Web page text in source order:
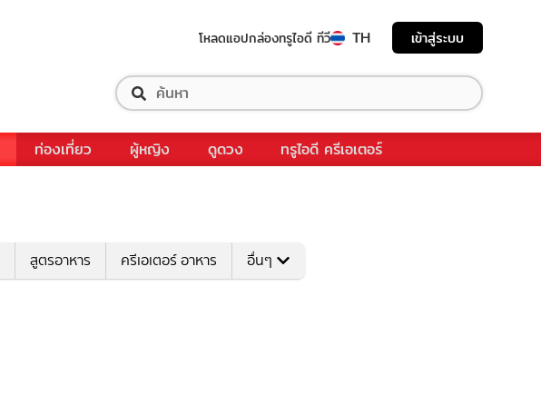
โหลดแอปกล่องทรูไอดี ทีวี TH เข้าสู่ระบบ
ท่องเที่ยว ผู้หญิง ดูดวง ทรูไอดี ครีเอเตอร์
สูตรอาหาร ครีเอเตอร์ อาหาร อื่นๆ